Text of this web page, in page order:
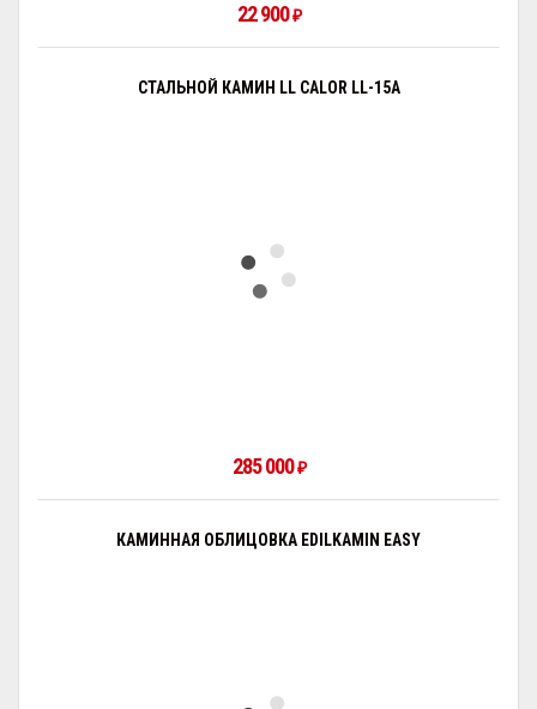
22 900₽
СТАЛЬНОЙ КАМИН LL CALOR LL-15A
285 000₽
КАМИННАЯ ОБЛИЦОВКА EDILKAMIN EASY